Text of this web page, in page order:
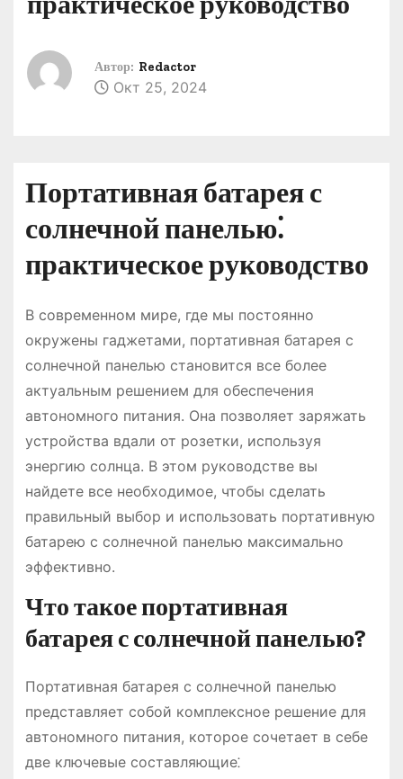
Автор: Redactor
Окт 25, 2024
Портативная батарея с
солнечной панелью⁚
практическое руководство
В современном мире, где мы постоянно
окружены гаджетами, портативная батарея с
солнечной панелью становится все более
актуальным решением для обеспечения
автономного питания. Она позволяет заряжать
устройства вдали от розетки, используя
энергию солнца. В этом руководстве вы
найдете все необходимое, чтобы сделать
правильный выбор и использовать портативную
батарею с солнечной панелью максимально
эффективно.
Что такое портативная
батарея с солнечной панелью?
Портативная батарея с солнечной панелью
представляет собой комплексное решение для
автономного питания, которое сочетает в себе
две ключевые составляющие⁚